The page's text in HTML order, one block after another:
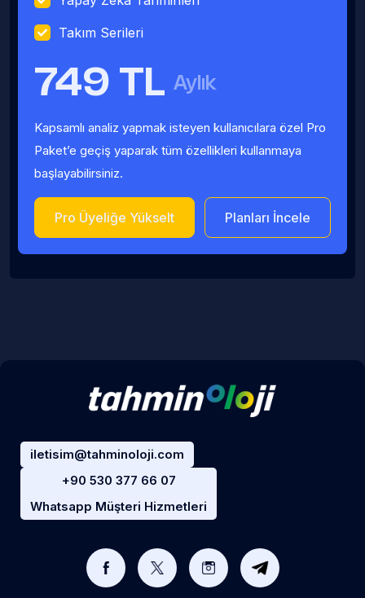
Takım Serileri
749 TL Aylık
Kapsamlı analiz yapmak isteyen kullanıcılara özel Pro
Paket’e geçiş yaparak tüm özellikleri kullanmaya
başlayabilirsiniz.
Pro Üyeliğe Yükselt Planları İncele
iletisim@tahminoloji.com
+90 530 377 66 07
Whatsapp Müşteri Hizmetleri